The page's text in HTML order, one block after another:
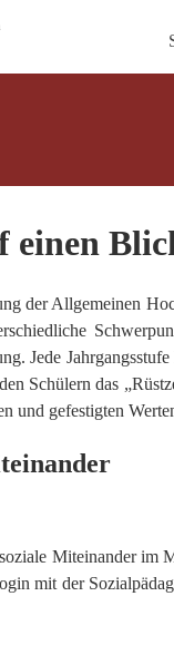
einen
der Allgemeinen
Jede
Schülern das
und gefestigten
Miteinander
mit der